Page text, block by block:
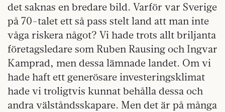
det saknas en bredare bild. Varför var Sverige
på 70-talet ett så pass stelt land att man inte
våga riskera något? Vi hade trots allt briljanta
företagsledare som Ruben Rausing och Ingvar
Kamprad, men dessa lämnade landet. Om vi
hade haft ett generösare investeringsklimat
hade vi troligtvis kunnat behålla dessa och
andra välståndsskapare. Men det är på många